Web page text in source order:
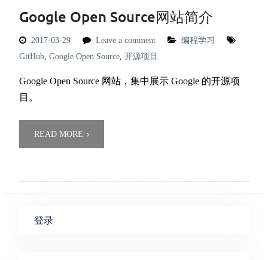
Google Open Source网站简介
2017-03-29 Leave a comment
编程学习
GitHub, Google Open Source, 开源项目
Google Open Source 网站，集中展示 Google 的开源项
目。
READ MORE
登录